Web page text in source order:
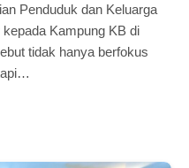
Penduduk dan Keluarga
Kampung KB di
tidak hanya berfokus